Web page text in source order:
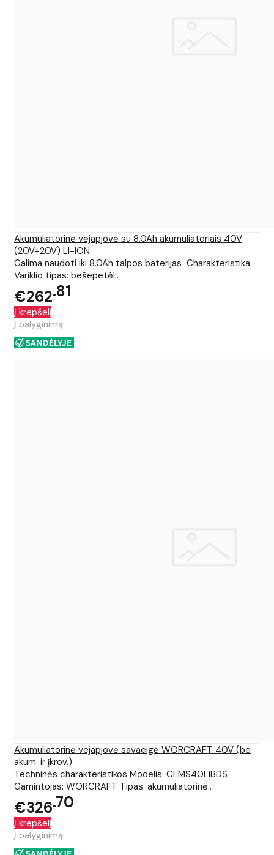
Akumuliatorinė vėjapjovė su 8.0Ah akumuliatoriais 40V
(20V+20V) LI-ION
Galima naudoti iki 8.0Ah talpos baterijas Charakteristika:
Variklio tipas: bešepetėl..
€262 81
Į krepšelį
Į palyginimą
Akumuliatorinė vejapjovė savaeigė WORCRAFT 40V (be
akum. ir įkrov.)
Techninės charakteristikos Modelis: CLMS40LiBDS
Gamintojas: WORCRAFT Tipas: akumuliatorinė..
€326 70
Į krepšelį
Į palyginimą